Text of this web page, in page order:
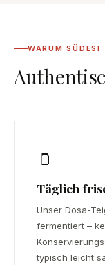
WARUM SÜDESI
🫙
Täglich
Unser Dosa-
fermentiert –
typisch leicht